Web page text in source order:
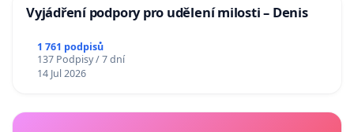
Vyjádření podpory pro udělení milosti – Denis
1 761 podpisů
137 Podpisy / 7 dní
14 Jul 2026